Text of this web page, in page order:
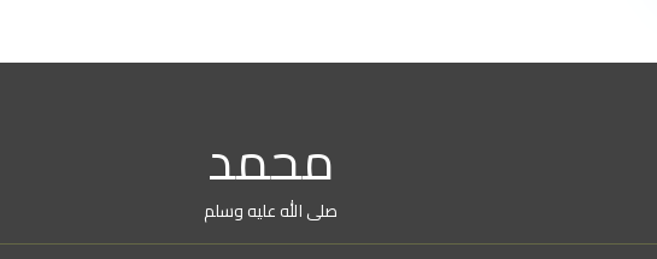
محمد
صلى الله عليه وسلم